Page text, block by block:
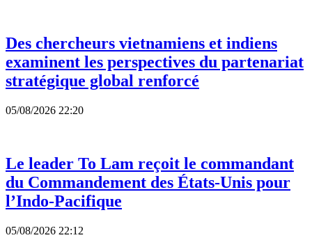
Des chercheurs vietnamiens et indiens
examinent les perspectives du partenariat
stratégique global renforcé
05/08/2026 22:20
Le leader To Lam reçoit le commandant
du Commandement des États-Unis pour
l’Indo-Pacifique
05/08/2026 22:12